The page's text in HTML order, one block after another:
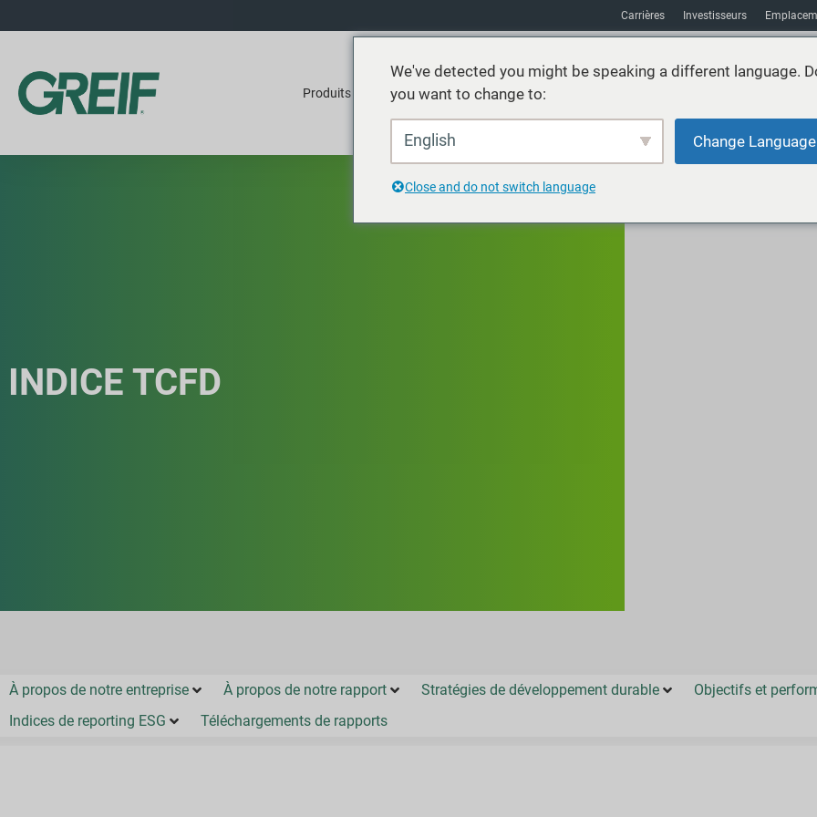
Carrières Investisseurs
Produits Services Durabilité
INDICE TCFD
À propos de notre entreprise À propos de notre rapport Stratégies de développement durable
Objectifs et
Indices de reporting ESG
Téléchargements de rapports
We've detected you might be speaking a different language.
you want to change to:
English Change Language
Close and do not switch language